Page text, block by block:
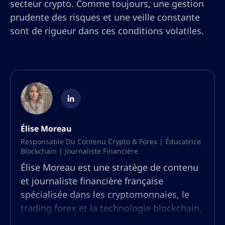
secteur crypto. Comme toujours, une gestion
prudente des risques et une veille constante
sont de rigueur dans ces conditions volatiles.
Élise Moreau
Responsable Du Contenu Crypto & Forex | Éducatrice
Blockchain | Journaliste Financière
Élise Moreau est une stratège de contenu
et journaliste financière française
spécialisée dans les cryptomonnaies, le
trading forex et la technologie blockchain.